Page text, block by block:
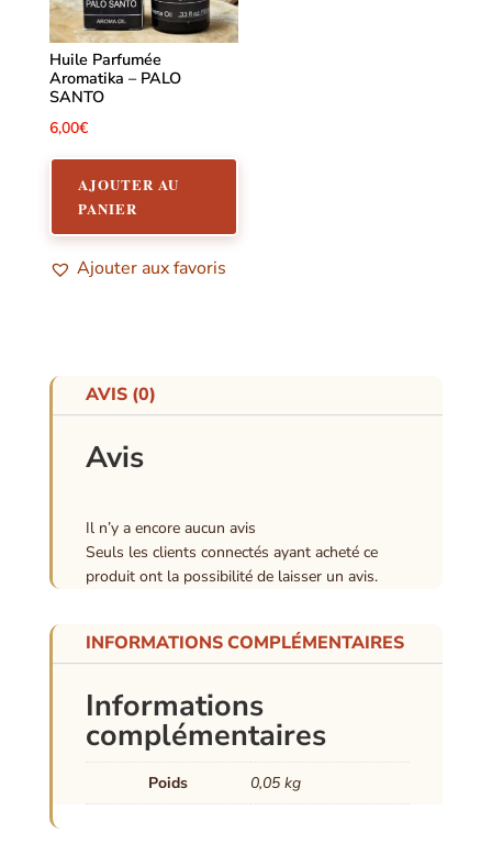
Huile Parfumée
Aromatika – PALO
SANTO
6,00€
AJOUTER AU
PANIER
Ajouter aux favoris
AVIS (0)
Avis
Il n’y a encore aucun avis
Seuls les clients connectés ayant acheté ce
produit ont la possibilité de laisser un avis.
INFORMATIONS COMPLÉMENTAIRES
Informations
complémentaires
Poids 0,05 kg